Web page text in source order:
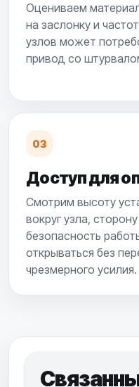
Оцениваем
на заслонку и
узлов может
привод со
03
Доступ для
Смотрим высоту
вокруг узла,
безопасность
открываться без
чрезмерного усилия.